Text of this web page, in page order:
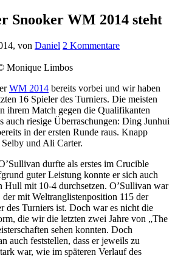
Snooker WM 2014 steht
, von Daniel 2 Kommentare
Monique Limbos
WM 2014 bereits vorbei und wir haben
16 Spieler des Turniers. Die meisten
ihrem Match gegen die Qualifikanten
auch riesige Überraschungen: Ding Junhui
in der ersten Runde raus. Knapp
und Ali Carter.
durfte als erstes im Crucible
guter Leistung konnte er sich auch
Hull mit 10-4 durchsetzen. O’Sullivan war
mit Weltranglistenposition 115 der
des Turniers ist. Doch war es nicht die
die wir die letzten zwei Jahre von „The
sehen konnten. Doch
auch feststellen, dass er jeweils zu
war, wie im späteren Verlauf des